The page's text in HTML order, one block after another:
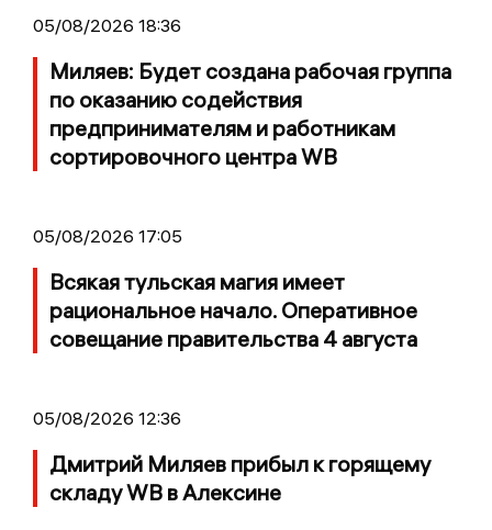
05/08/2026 18:36
Миляев: Будет создана рабочая группа
по оказанию содействия
предпринимателям и работникам
сортировочного центра WB
05/08/2026 17:05
Всякая тульская магия имеет
рациональное начало. Оперативное
совещание правительства 4 августа
05/08/2026 12:36
Дмитрий Миляев прибыл к горящему
складу WB в Алексине